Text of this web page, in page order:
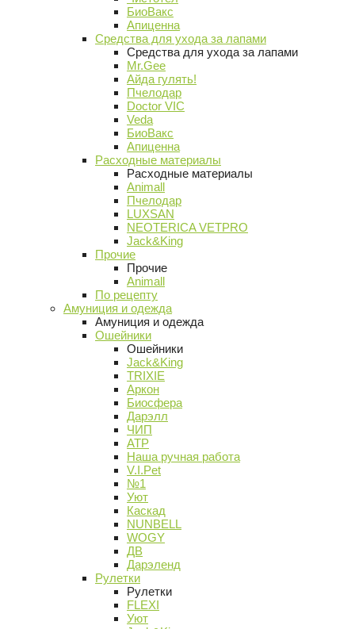
БиоВакс
Апиценна
Средства для ухода за лапами
Средства для ухода за лапами
Mr.Gee
Айда гулять!
Пчелодар
Doctor VIC
Veda
БиоВакс
Апиценна
Расходные материалы
Расходные материалы
Animall
Пчелодар
LUXSAN
NEOTERICA VETPRO
Jack&King
Прочие
Прочие
Animall
По рецепту
Амуниция и одежда
Амуниция и одежда
Ошейники
Ошейники
Jack&King
TRIXIE
Аркон
Биосфера
Дарэлл
ЧИП
АТР
Наша ручная работа
V.I.Pet
№1
Уют
Каскад
NUNBELL
WOGY
ДВ
Дарэленд
Рулетки
Рулетки
FLEXI
Уют